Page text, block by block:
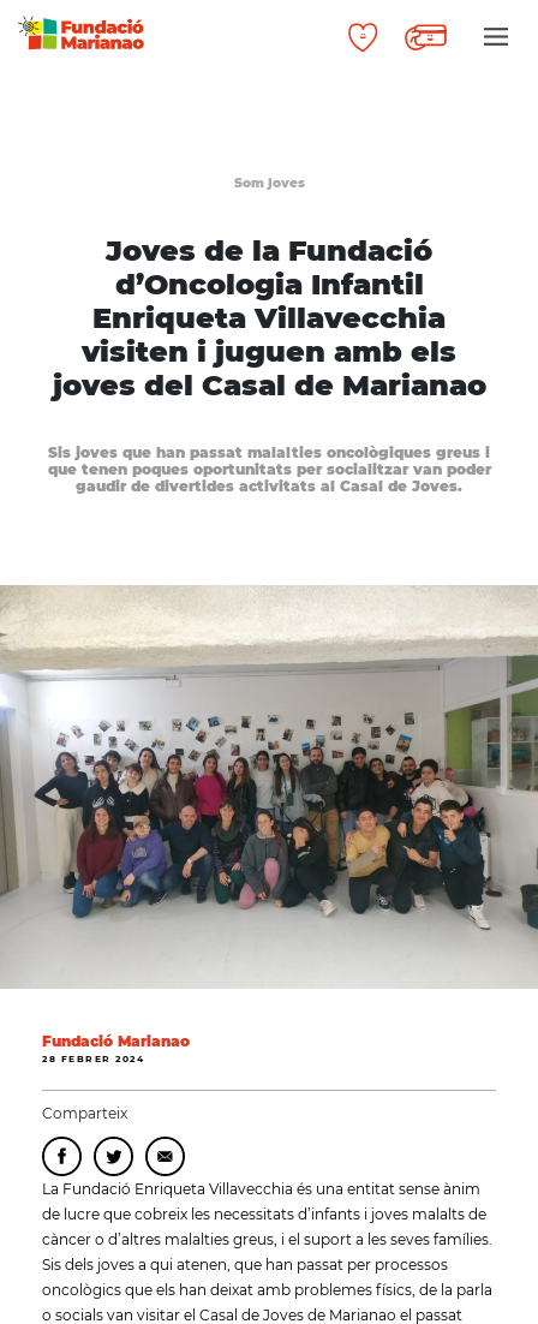
Som joves
Joves de la Fundació
d’Oncologia Infantil
Enriqueta Villavecchia
visiten i juguen amb els
joves del Casal de Marianao
Sis joves que han passat malalties oncològiques greus i
que tenen poques oportunitats per socialitzar van poder
gaudir de divertides activitats al Casal de Joves.
Fundació Marianao
28 FEBRER 2024
Comparteix
La Fundació Enriqueta Villavecchia és una entitat sense ànim
de lucre que cobreix les necessitats d’infants i joves malalts de
càncer o d’altres malalties greus, i el suport a les seves famílies.
Sis dels joves a qui atenen, que han passat per processos
oncològics que els han deixat amb problemes físics, de la parla
o socials van visitar el Casal de Joves de Marianao el passat